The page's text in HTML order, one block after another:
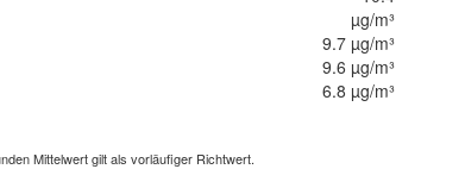
µg/m³
9.7 µg/m³
9.6 µg/m³
6.8 µg/m³
Mittelwert gilt als vorläufiger Richtwert.